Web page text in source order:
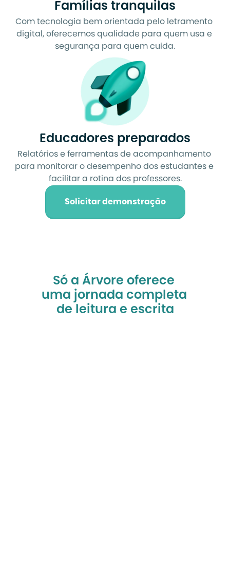
Famílias tranquilas
Com tecnologia bem orientada pelo letramento
digital, oferecemos qualidade para quem usa e
segurança para quem cuida.
Educadores preparados
Relatórios e ferramentas de acompanhamento
para monitorar o desempenho dos estudantes e
facilitar a rotina dos professores.
Solicitar demonstração
Só a Árvore oferece
uma jornada completa
de leitura e escrita
do jeito certo para